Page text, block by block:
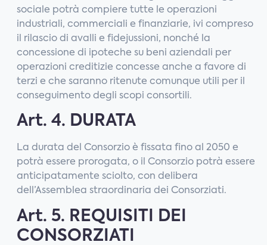
sociale potrà compiere tutte le operazioni
industriali, commerciali e finanziarie, ivi compreso
il rilascio di avalli e fidejussioni, nonché la
concessione di ipoteche su beni aziendali per
operazioni creditizie concesse anche a favore di
terzi e che saranno ritenute comunque utili per il
conseguimento degli scopi consortili.
Art. 4. DURATA
La durata del Consorzio è fissata fino al 2050 e
potrà essere prorogata, o il Consorzio potrà essere
anticipatamente sciolto, con delibera
dell’Assemblea straordinaria dei Consorziati.
Art. 5. REQUISITI DEI
CONSORZIATI